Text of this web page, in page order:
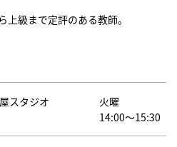
級まで定評のある教師。
スタジオ
火曜
14:00～15:30